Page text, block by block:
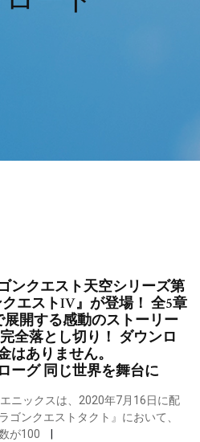
ンクエスト天空シリーズ第
エストIV』が登場！ 全5章
開する感動のストーリー
全落とし切り！ ダウンロ
はありません。
ーグ 同じ世界を舞台に
ニックスは、2020年7月16日に配
ゴンクエストタクト』において、
が100